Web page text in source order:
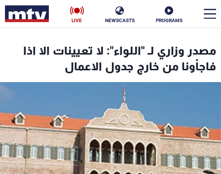
PROGRAMS
NEWSCASTS
LIVE
مصدر وزاري لـ "اللواء": لا تعيينات الا اذا
فاجأونا من خارج جدول الاعمال
الأخبار
فن
منوعات رياضة
كأس العالم